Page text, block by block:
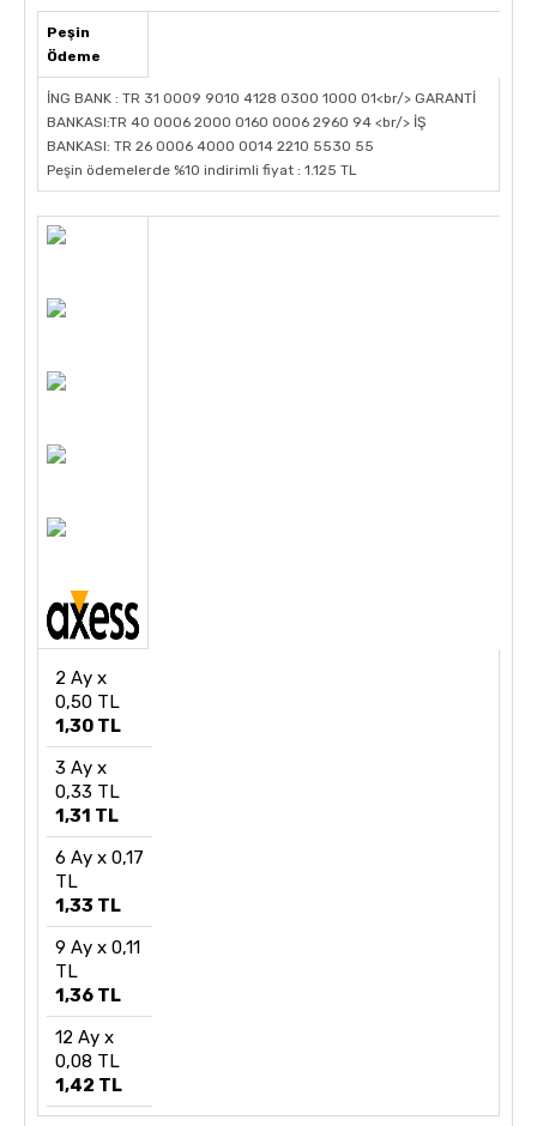
Peşin
Ödeme
İNG BANK : TR 31 0009 9010 4128 0300 1000 01<br/> GARANTİ
BANKASI:TR 40 0006 2000 0160 0006 2960 94 <br/> İŞ
BANKASI: TR 26 0006 4000 0014 2210 5530 55
Peşin ödemelerde %10 indirimli fiyat : 1.125 TL
2 Ay x
0,50 TL
1,30 TL
3 Ay x
0,33 TL
1,31 TL
6 Ay x 0,17
TL
1,33 TL
9 Ay x 0,11
TL
1,36 TL
12 Ay x
0,08 TL
1,42 TL